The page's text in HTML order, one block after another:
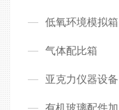
低氧环境模拟箱
气体配比箱
亚克力仪器设备
有机玻璃配件